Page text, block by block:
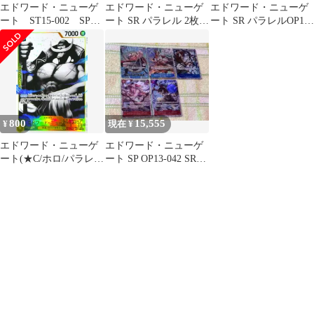
エドワード・ニューゲ
ート ST15-002 SPパ
ラレル
エドワード・ニューゲ
ート SR パラレル 2枚セ
エドワード・ニューゲ
ート SR パラレルOP13-
¥800
エドワード・ニューゲ
ート(★C/ホロ/パラレ
現在 ¥15,555
エドワード・ニューゲ
ート SP OP13-042 SRパ